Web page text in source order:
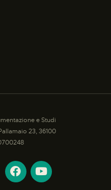
e Studi
23, 36100